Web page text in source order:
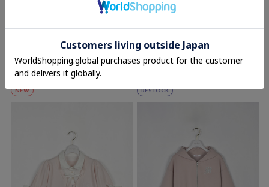
袖リボンシャツドッキングニット
8,400円(税込)
袖リボンシャツドッキングニット
8,400円(税込)
NEW RESTOCK